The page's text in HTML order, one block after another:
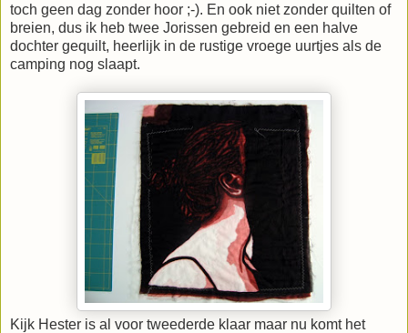
toch geen dag zonder hoor ;-). En ook niet zonder quilten of
breien, dus ik heb twee Jorissen gebreid en een halve
dochter gequilt, heerlijk in de rustige vroege uurtjes als de
camping nog slaapt.
Kijk Hester is al voor tweederde klaar maar nu komt het